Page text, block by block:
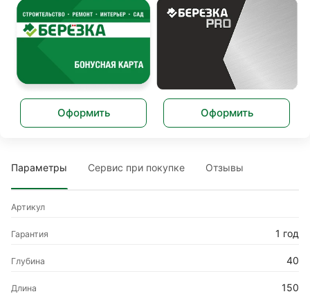
Оформить Оформить
Параметры Сервис при покупке Отзывы
Артикул
Гарантия 1 год
Глубина 40
Длина 150